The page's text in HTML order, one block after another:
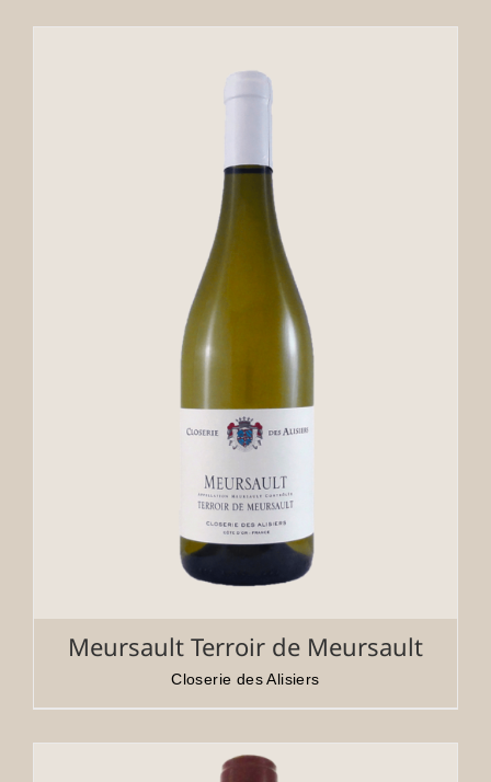
Meursault Terroir de Meursault
Closerie des Alisiers